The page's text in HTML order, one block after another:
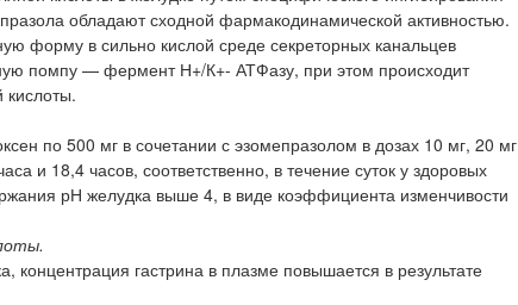
обладают сходной фармакодинамической активностью.
форму в сильно кислой среде секреторных канальцев
помпу — фермент Н+/К+- АТФазу, при этом происходит
кислоты.
по 500 мг в сочетании с эзомепразолом в дозах 10 мг, 20 мг
и 18,4 часов, соответственно, в течение суток у здоровых
рН желудка выше 4, в виде коэффициента изменчивости
гастрина в плазме повышается в результате